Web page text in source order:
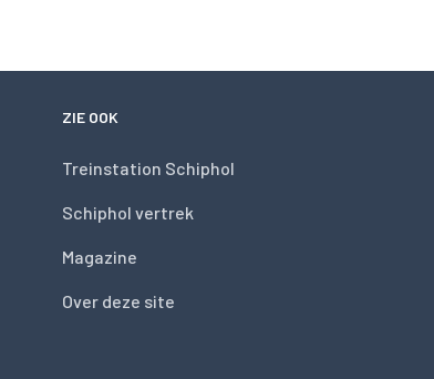
ZIE OOK
Treinstation Schiphol
Schiphol vertrek
Magazine
Over deze site